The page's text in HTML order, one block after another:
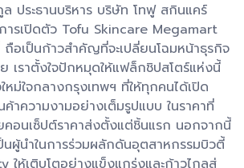
ประธานบริหาร บริษัท โทฟู สกินแคร์
ารเปิดตัว Tofu Skincare Megamart
อเป็นก้าวสำคัญที่จะเปลี่ยนโฉมหน้าธุรกิจ
ย เราตั้งใจปักหมุดให้แฟล็กชิปสโตร์แห่งนี้
หม่ใจกลางกรุงเทพฯ ที่ให้ทุกคนได้เปิด
าความงามอย่างเต็มรูปแบบ ในราคาที่
อนเซ็ปต์ราคาส่งตั้งแต่ชิ้นแรก นอกจากนี้
นผู้นำในการร่วมผลักดันอุตสาหกรรมบิวตี้
ให้เติบโตอย่างแข็งแกร่งและก้าวไกลสู่